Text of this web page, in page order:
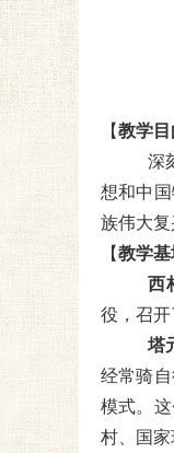
【教学目
深
想和中
族伟大复
【教学基
西
役 ，召
塔
经常骑
模式。
村、国家